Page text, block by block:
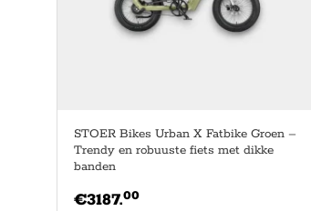
STOER Bikes Urban X Fatbike Groen –
Trendy en robuuste fiets met dikke
banden
€3187.00